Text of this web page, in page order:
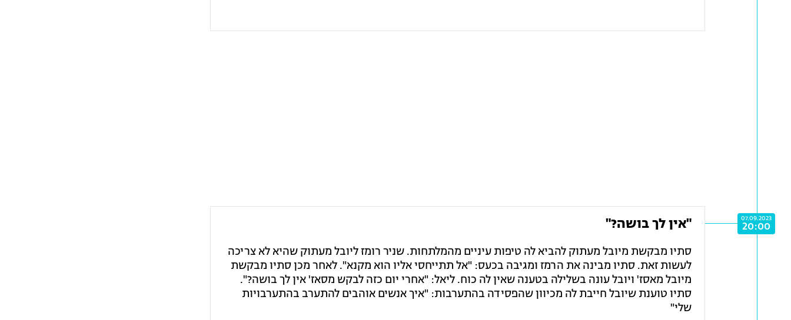
07.09.2023
20:00 "אין לך בושה?"
סתיו מבקשת מיובל מעתוק להביא לה טיפות עיניים מהמלתחות. שניר רומז ליובל מעתוק שהיא לא צריכה
לעשות זאת. סתיו מבינה את הרמז ומגיבה בכעס: "אל תתייחסי אליו הוא מקנא". לאחר מכן סתיו מבקשת
מיובל מאסז' ויובל עונה בשלילה בטענה שאין לה כוח. ליאל: "אחרי יום כזה לבקש מסאז' אין לך בושה?".
סתיו טוענת שיובל חייבת לה מכיוון שהפסידה בהתערבות: "איך אנשים אוהבים להתערב בהתערבויות
שלי"